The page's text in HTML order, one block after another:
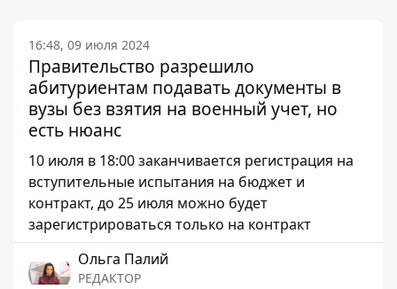
16:48, 09 июля 2024
Правительство разрешило
абитуриентам подавать документы в
вузы без взятия на военный учет, но
есть нюанс
10 июля в 18:00 заканчивается регистрация на
вступительные испытания на бюджет и
контракт, до 25 июля можно будет
зарегистрироваться только на контракт
Ольга Палий
РЕДАКТОР